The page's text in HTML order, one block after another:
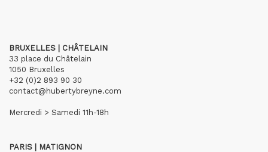
BRUXELLES | CHÂTELAIN
33 place du Châtelain
1050 Bruxelles
+32 (0)2 893 90 30
contact@hubertybreyne.com
Mercredi > Samedi 11h-18h
PARIS | MATIGNON